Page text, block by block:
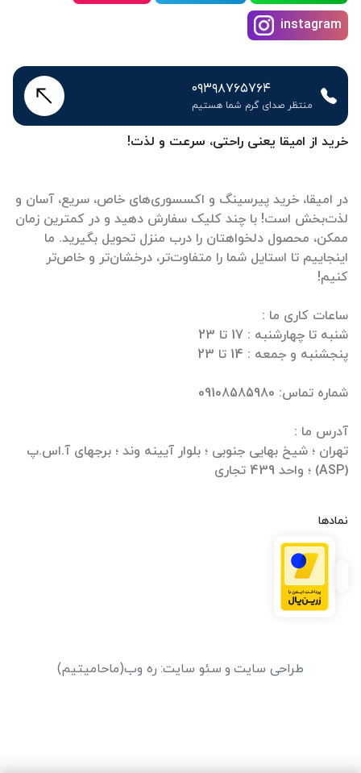
خرید از امیقا یعنی راحتی، سرعت و لذت!
در امیقا، خرید پیرسینگ و اکسسوری‌های خاص، سریع، آسان و
لذت‌بخش است! با چند کلیک سفارش دهید و در کمترین زمان
ممکن، محصول دلخواهتان را درب منزل تحویل بگیرید. ما
اینجاییم تا استایل شما را متفاوت‌تر، درخشان‌تر و خاص‌تر
تهران ؛ شیخ بهایی جنوبی ؛ بلوار آیینه وند ؛ برجهای آ.اس.پ
(ASP) ؛ واحد 439 تجاری
نمادها
instagram
۰۹۳۹۸۷۶۵۷۶۴
منتظر صدای گرم شما هستیم
طراحی سایت و سئو سایت: ره وب(ماحامیتیم)